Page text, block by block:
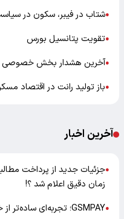
●شتاب در فیبر، سکون در
●تقویت پتانسیل بورس
●آخرین هشدار بخش خصوصی
●باز تولید رانت در اقتصاد
آخرین اخبار
●جزئیات جدید از پرداخت
زمان دقیق اعلام شد ؟!
●GSMPAY؛ تجربه‌ای ساده‌تر از خدمات مالی در مسیر دیجیتال